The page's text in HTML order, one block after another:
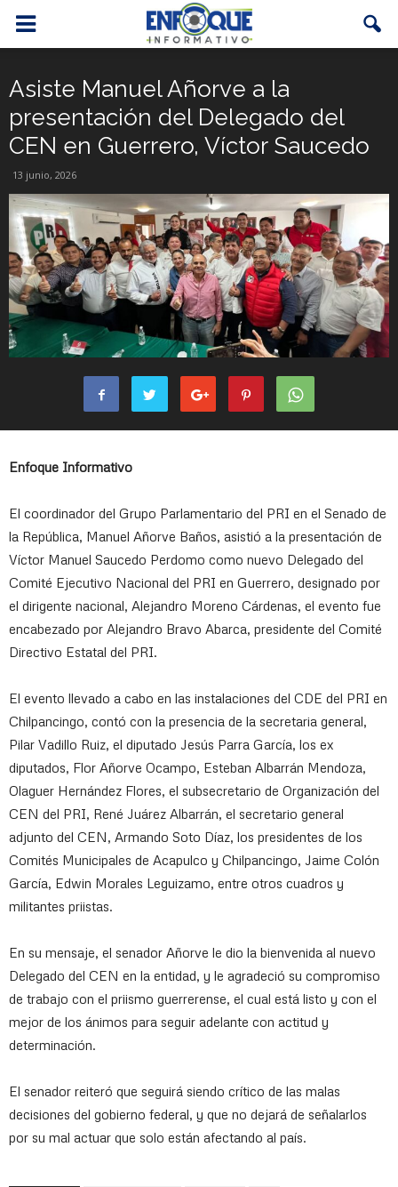
Asiste Manuel Añorve a la
presentación del Delegado del
CEN en Guerrero, Víctor Saucedo
13 junio, 2026
Enfoque Informativo
El coordinador del Grupo Parlamentario del PRI en el Senado de
la República, Manuel Añorve Baños, asistió a la presentación de
Víctor Manuel Saucedo Perdomo como nuevo Delegado del
Comité Ejecutivo Nacional del PRI en Guerrero, designado por
el dirigente nacional, Alejandro Moreno Cárdenas, el evento fue
encabezado por Alejandro Bravo Abarca, presidente del Comité
Directivo Estatal del PRI.
El evento llevado a cabo en las instalaciones del CDE del PRI en
Chilpancingo, contó con la presencia de la secretaria general,
Pilar Vadillo Ruiz, el diputado Jesús Parra García, los ex
diputados, Flor Añorve Ocampo, Esteban Albarrán Mendoza,
Olaguer Hernández Flores, el subsecretario de Organización del
CEN del PRI, René Juárez Albarrán, el secretario general
adjunto del CEN, Armando Soto Díaz, los presidentes de los
Comités Municipales de Acapulco y Chilpancingo, Jaime Colón
García, Edwin Morales Leguizamo, entre otros cuadros y
militantes priistas.
En su mensaje, el senador Añorve le dio la bienvenida al nuevo
Delegado del CEN en la entidad, y le agradeció su compromiso
de trabajo con el priismo guerrerense, el cual está listo y con el
mejor de los ánimos para seguir adelante con actitud y
determinación.
El senador reiteró que seguirá siendo crítico de las malas
decisiones del gobierno federal, y que no dejará de señalarlos
por su mal actuar que solo están afectando al país.